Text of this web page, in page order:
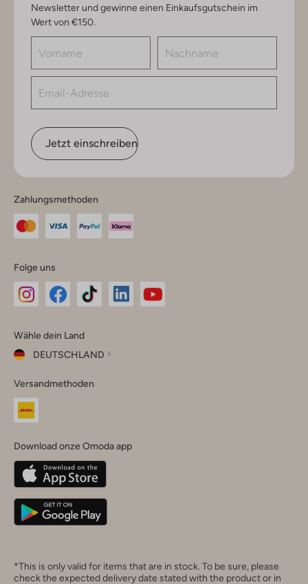
Newsletter und gewinne einen Einkaufsgutschein im
Wert von €150.
Jetzt einschreiben
Zahlungsmethoden
Folge uns
Instagram
Facebook
TikTok
Wähle dein Land
DEUTSCHLAND
dein
Land
Belgique(Français)
Deutschland
Versandmethoden
Download onze Omoda app
*This is only valid for items that are in stock. To be sure, please
check the expected delivery date stated with the product or in